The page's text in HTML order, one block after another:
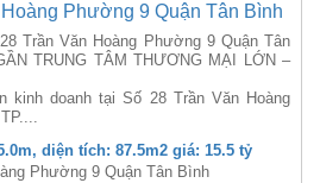
Phường 9 Quận Tân Bình
Trần Văn Hoàng Phường 9 Quận Tân
TRUNG TÂM THƯƠNG MẠI LỚN –
kinh doanh tại Số 28 Trần Văn Hoàng
diện tích: 87.5m2 giá: 15.5 tỷ
Phường 9 Quận Tân Bình